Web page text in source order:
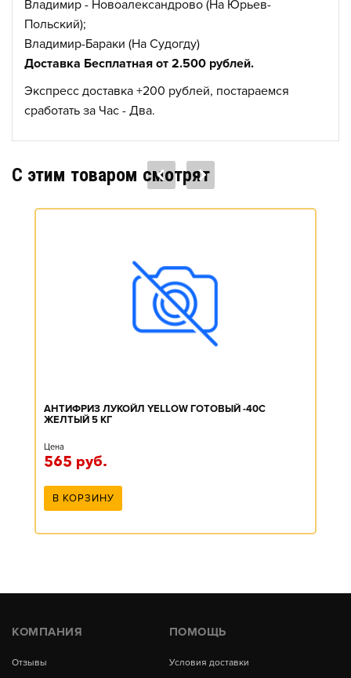
Владимир - Новоалександрово (На Юрьев-
Польский);
Владимир-Бараки (На Судогду)
Доставка Бесплатная от 2.500 рублей.
Экспресс доставка +200 рублей, постараемся
сработать за Час - Два.
C этим товаром смотрят
АНТИФРИЗ ЛУКОЙЛ YELLOW ГОТОВЫЙ -40C
ЖЕЛТЫЙ 5 КГ
Цена
565 руб.
В КОРЗИНУ
КОМПАНИЯ
Отзывы
ПОМОЩЬ
Условия доставки